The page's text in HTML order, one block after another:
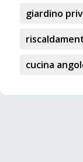
giardino
cucina